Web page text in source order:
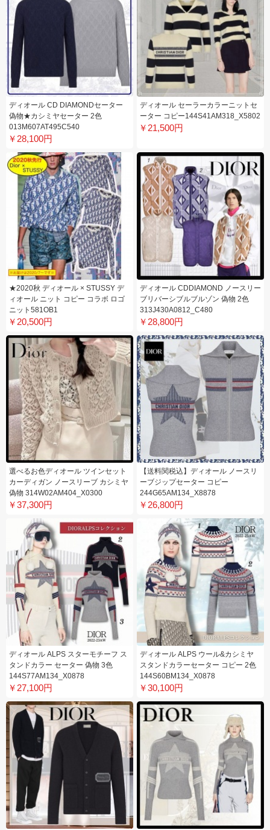
ディオール CD DIAMONDセーター
偽物★カシミヤセーター 2色
013M607AT495C540​
￥28,100円
ディオール セーラーカラーニットセ
ーター コピー144S41AM318_X5802
￥21,500円
★2020秋 ディオール × STUSSY デ
ィオール ニット コピー コラボ ロゴ
ニット581OB1
￥20,500円
ディオール CDDIAMOND ノースリー
ブリバーシブルブルゾン 偽物 2色
313J430A0812_C480
￥28,800円
選べるお色ディオール ツインセット
カーディガン ノースリーブ カシミヤ
偽物 314W02AM404_X0300
￥37,300円
【送料関税込】ディオール ノースリ
ーブジップセーター コピー
244G65AM134_X8878
￥26,800円
ディオール ALPS スターモチーフ ス
タンドカラー セーター 偽物 3色
144S77AM134_X0878
￥27,100円
ディオール ALPS ウール&カシミヤ
スタンドカラーセーター コピー 2色
144S60BM134_X0878
￥30,100円